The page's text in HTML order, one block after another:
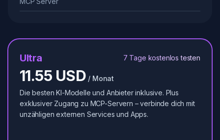
Ultra 7 Tage kostenlos testen
11.55 USD / Monat
Die besten KI-Modelle und Anbieter inklusive. Plus
exklusiver Zugang zu MCP-Servern – verbinde dich mit
unzähligen externen Services und Apps.